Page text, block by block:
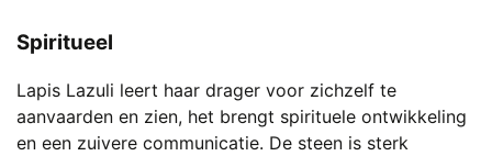
Spiritueel
Lapis Lazuli leert haar drager voor zichzelf te
aanvaarden en zien, het brengt spirituele ontwikkeling
en een zuivere communicatie. De steen is sterk